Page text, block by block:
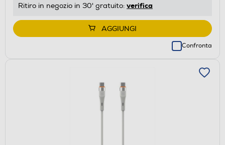
Ritiro in negozio in 30' gratuito: verifica
AGGIUNGI
Confronta